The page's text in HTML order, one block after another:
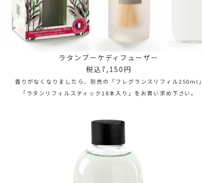
ラタンブーケディフューザー
税込7,150円
香りがなくなりましたら、別売の「フレグランスリフィル250ml」
「ラタンリフィルスティック18本入り」をお買い求め下さい。